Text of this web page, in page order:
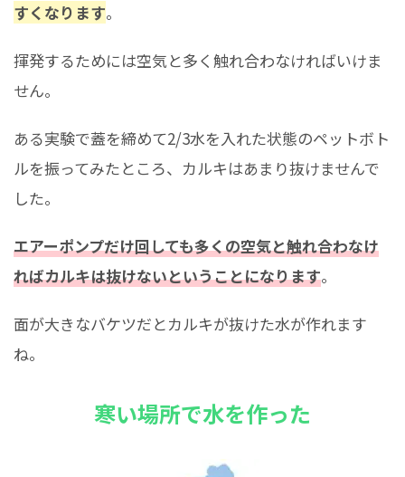
すくなります。
揮発するためには空気と多く触れ合わなければいけま
せん。
ある実験で蓋を締めて2/3水を入れた状態のペットボト
ルを振ってみたところ、カルキはあまり抜けませんで
した。
エアーポンプだけ回しても多くの空気と触れ合わなけ
ればカルキは抜けないということになります。
面が大きなバケツだとカルキが抜けた水が作れます
ね。
寒い場所で水を作った